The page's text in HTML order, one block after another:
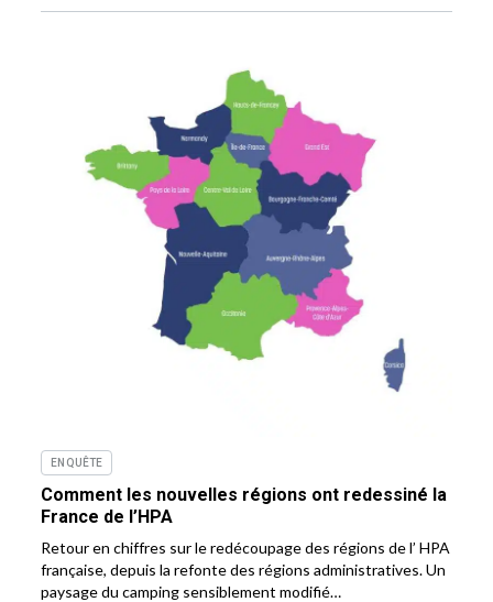
ENQUÊTE
Comment les nouvelles régions ont redessiné la
France de l’HPA
Retour en chiffres sur le redécoupage des régions de l’ HPA
française, depuis la refonte des régions administratives. Un
paysage du camping sensiblement modifié…